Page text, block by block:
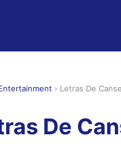
› Letras De
De